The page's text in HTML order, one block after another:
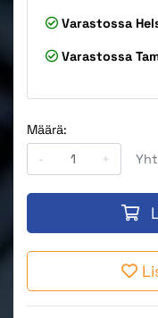
Varastossa
Varastossa
Määrä:
-
+